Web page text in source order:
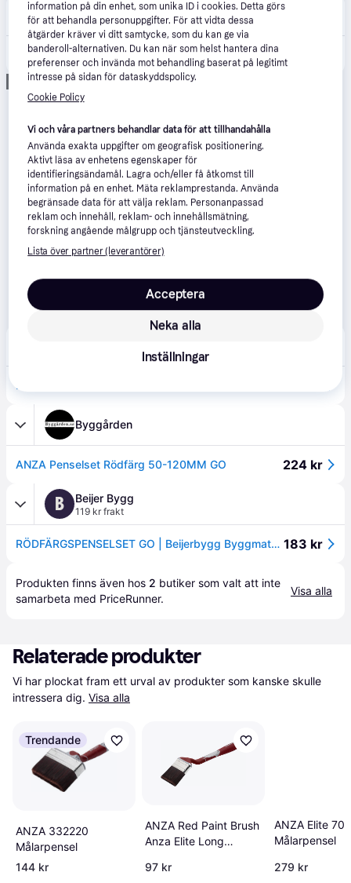
Hemmavid
89 kr frakt,1-3 dagar
ANZA GO Rödfärgset 175 kr
Annons
Penselset för rödfärg 700129
Byggården
ANZA Penselset Rödfärg 50-120MM GO 224 kr
B Beijer Bygg
119 kr frakt
RÖDFÄRGSPENSELSET GO | Beijerbygg Byggmaterial 183 kr
Produkten finns även hos 2 butiker som valt att inte
samarbeta med PriceRunner.
Visa alla
Relaterade produkter
Vi har plockat fram ett urval av produkter som kanske skulle
intressera dig. Visa alla
Trendande
ANZA 332220
Målarpensel
144 kr
ANZA Red Paint Brush
Anza Elite Long
Målarpensel
97 kr
ANZA Elite
Målarpensel
279 kr
information på din enhet, som unika ID i cookies. Detta görs
för att behandla personuppgifter. För att vidta dessa
åtgärder kräver vi ditt samtycke, som du kan ge via
banderoll-alternativen. Du kan när som helst hantera dina
preferenser och invända mot behandling baserat på legitimt
intresse på sidan för dataskyddspolicy.
Cookie Policy
Vi och våra partners behandlar data för att tillhandahålla
Använda exakta uppgifter om geografisk positionering.
Aktivt läsa av enhetens egenskaper för
identifieringsändamål. Lagra och/eller få åtkomst till
information på en enhet. Mäta reklamprestanda. Använda
begränsade data för att välja reklam. Personanpassad
reklam och innehåll, reklam- och innehållsmätning,
forskning angående målgrupp och tjänsteutveckling.
Lista över partner (leverantörer)
Neka alla
Acceptera
Inställningar